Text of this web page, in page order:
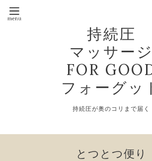
持続圧
マッサージ
FOR
フォーグッ
持続圧が奥のコリまで届く
とつとつ便り